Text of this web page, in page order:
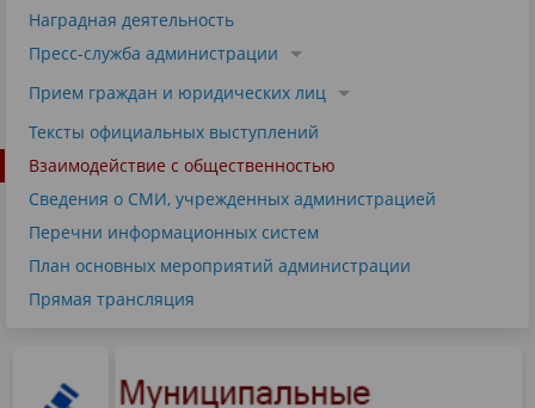
Наградная деятельность
Пресс-служба администрации
Прием граждан и юридических лиц
Тексты официальных выступлений
Взаимодействие с общественностью
Сведения о СМИ, учрежденных администрацией
Перечни информационных систем
План основных мероприятий администрации
Прямая трансляция